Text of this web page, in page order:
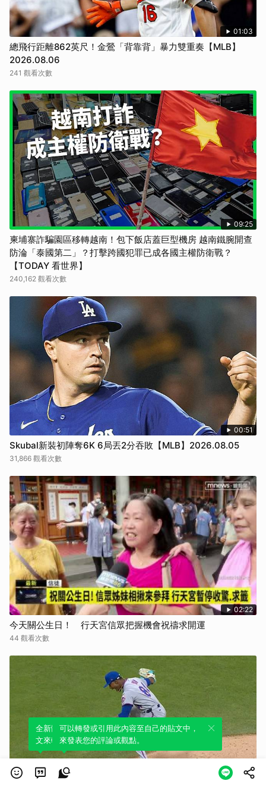
01:03
總飛行距離862英尺！金鶯「背靠背」暴力雙重奏【MLB】
2026.08.06
241 觀看次數
09:25
柬埔寨詐騙園區移轉越南！包下飯店蓋巨型機房 越南鐵腕開查
防淪「泰國第二」？打擊跨國犯罪已成各國主權防衛戰？
【TODAY 看世界】
240,162 觀看次數
00:51
Skubal新裝初陣奪6K 6局丟2分吞敗【MLB】2026.08.05
31,866 觀看次數
02:22
今天關公生日！ 行天宮信眾把握機會祝禱求開運
44 觀看次數
全新體驗！一鍵引用此內容，透過發布貼
文來輕鬆表達個人立場。
可以轉發或引用此內容至自己的貼文中，
來發表您的評論或觀點。